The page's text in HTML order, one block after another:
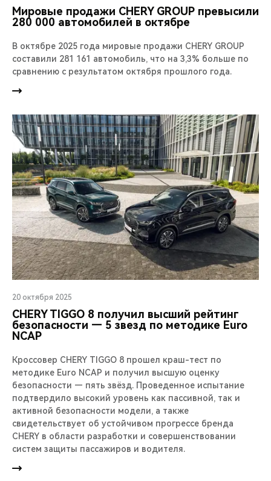
Мировые продажи CHERY GROUP превысили
280 000 автомобилей в октябре
В октябре 2025 года мировые продажи CHERY GROUP
составили 281 161 автомобиль, что на 3,3% больше по
сравнению с результатом октября прошлого года.
20 октября 2025
CHERY TIGGO 8 получил высший рейтинг
безопасности — 5 звезд по методике Euro
NCAP
Кроссовер CHERY TIGGO 8 прошел краш-тест по
методике Euro NCAP и получил высшую оценку
безопасности — пять звёзд. Проведенное испытание
подтвердило высокий уровень как пассивной, так и
активной безопасности модели, а также
свидетельствует об устойчивом прогрессе бренда
CHERY в области разработки и совершенствовании
систем защиты пассажиров и водителя.